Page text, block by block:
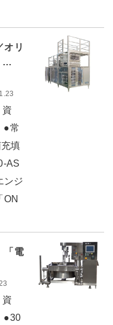
オリ
…
●常
填
AS
ンジ
ON
「電
●30